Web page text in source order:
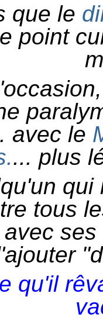
que le
point
avec le
... plus
tous
qu'il